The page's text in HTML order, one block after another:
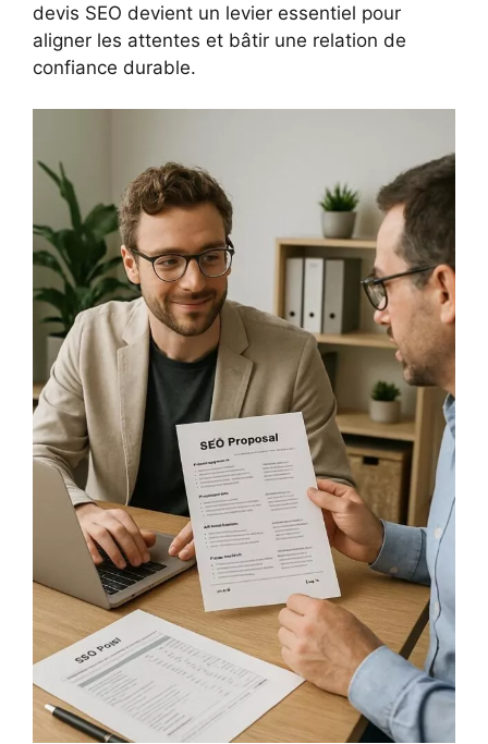
devis SEO devient un levier essentiel pour
aligner les attentes et bâtir une relation de
confiance durable.